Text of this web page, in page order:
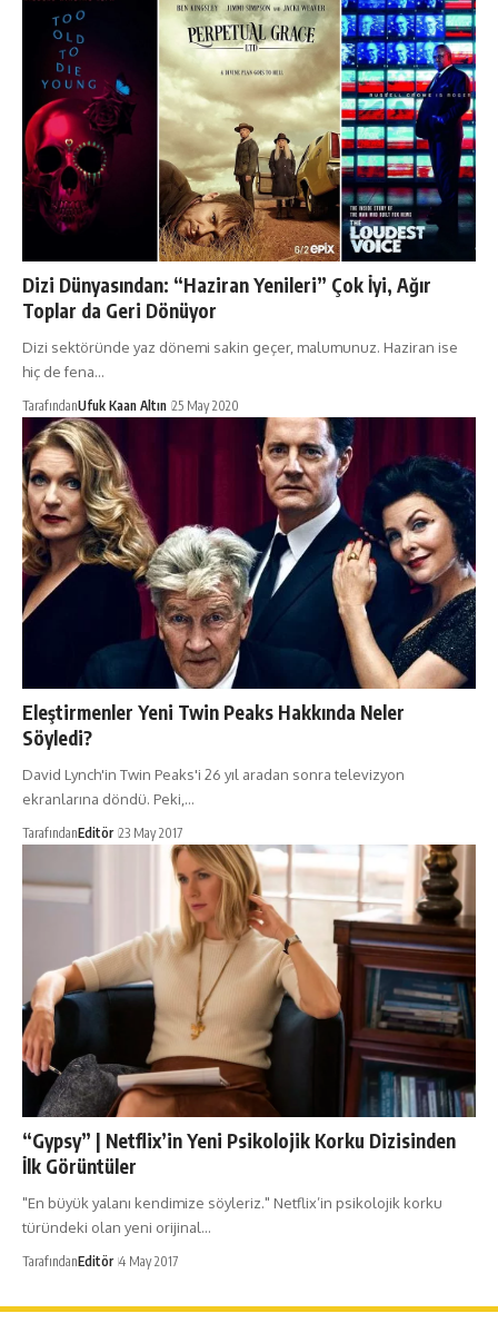
Dizi Dünyasından: “Haziran Yenileri” Çok İyi, Ağır
Toplar da Geri Dönüyor
Dizi sektöründe yaz dönemi sakin geçer, malumunuz. Haziran ise
hiç de fena…
TarafındanUfuk Kaan Altın 25 May 2020
Eleştirmenler Yeni Twin Peaks Hakkında Neler
Söyledi?
David Lynch'in Twin Peaks'i 26 yıl aradan sonra televizyon
ekranlarına döndü. Peki,…
TarafındanEditör 23 May 2017
“Gypsy” | Netflix’in Yeni Psikolojik Korku Dizisinden
İlk Görüntüler
"En büyük yalanı kendimize söyleriz." Netflix’in psikolojik korku
türündeki olan yeni orijinal…
TarafındanEditör 4 May 2017